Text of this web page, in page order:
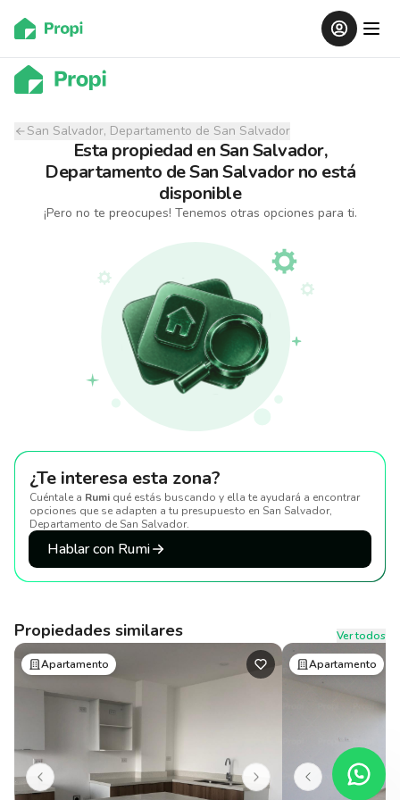
San Salvador, Departamento de San Salvador
Esta propiedad enSan Salvador,
Departamento de San Salvador no está
disponible
¡Pero no te preocupes! Tenemos otras opciones para ti.
¿Te interesa esta zona?
Cuéntale a Rumi qué estás buscando y ella te ayudará a encontrar
opciones que se adapten a tu presupuesto en San Salvador,
Departamento de San Salvador.
Hablar con Rumi
Propiedades similares
Ver todos
Apartamento
Apartamento